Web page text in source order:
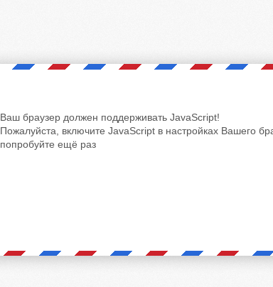
Ваш браузер должен поддерживать JavaScript!
Пожалуйста, включите JavaScript в настройках Вашего
попробуйте ещё раз